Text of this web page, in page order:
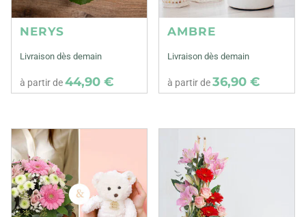
NERYS
Livraison dès demain
à partir de44,90 €
AMBRE
Livraison dès demain
à partir de36,90 €